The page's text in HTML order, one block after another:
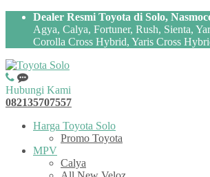
Dealer Resmi Toyota di Solo,
Agya, Calya, Fortuner, Rush, Sienta,
Corolla Cross Hybrid, Yaris Cross
Hubungi Kami
082135707557
Harga Toyota Solo
Promo Toyota
MPV
Calya